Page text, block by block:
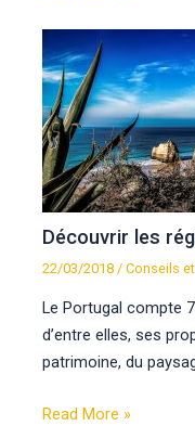
Découvrir les
22/03/2018 /Conseils
Le Portugal compte
d’entre elles, ses
patrimoine, du
Read More »